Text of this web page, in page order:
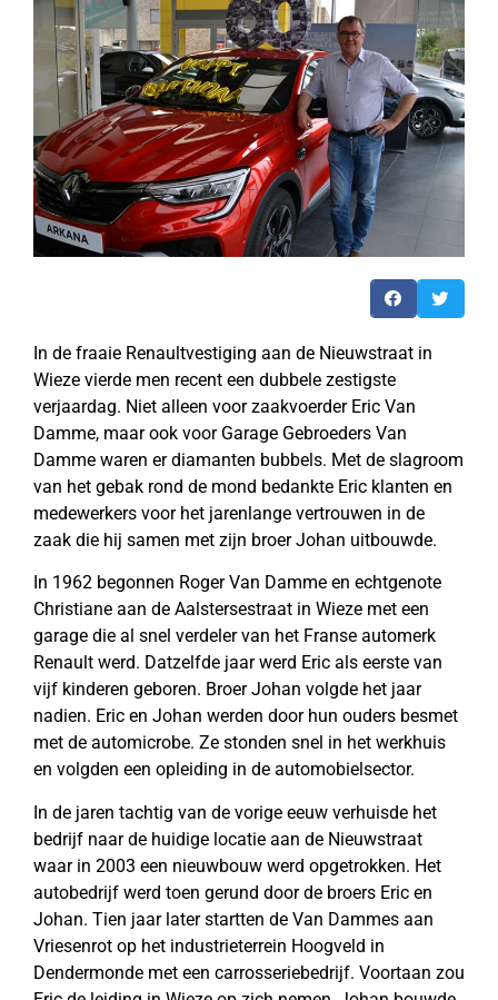
In de fraaie Renaultvestiging aan de Nieuwstraat in
Wieze vierde men recent een dubbele zestigste
verjaardag. Niet alleen voor zaakvoerder Eric Van
Damme, maar ook voor Garage Gebroeders Van
Damme waren er diamanten bubbels. Met de slagroom
van het gebak rond de mond bedankte Eric klanten en
medewerkers voor het jarenlange vertrouwen in de
zaak die hij samen met zijn broer Johan uitbouwde.
In 1962 begonnen Roger Van Damme en echtgenote
Christiane aan de Aalstersestraat in Wieze met een
garage die al snel verdeler van het Franse automerk
Renault werd. Datzelfde jaar werd Eric als eerste van
vijf kinderen geboren. Broer Johan volgde het jaar
nadien. Eric en Johan werden door hun ouders besmet
met de automicrobe. Ze stonden snel in het werkhuis
en volgden een opleiding in de automobielsector.
In de jaren tachtig van de vorige eeuw verhuisde het
bedrijf naar de huidige locatie aan de Nieuwstraat
waar in 2003 een nieuwbouw werd opgetrokken. Het
autobedrijf werd toen gerund door de broers Eric en
Johan. Tien jaar later startten de Van Dammes aan
Vriesenrot op het industrieterrein Hoogveld in
Dendermonde met een carrosseriebedrijf. Voortaan zou